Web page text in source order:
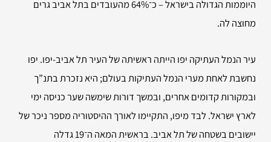
היוממות הגדולה בישראל – כ־64% מהעובדים בתל אביב גרים
מחוצה לה.
עיר הנמל העתיקה יפו הייתה ראשיתה של העיר תל אביב-יפו. יפו
נחשבת לאחת מערי הנמל העתיקות בעולם; היא נזכרת בתנ”ך
ובמקורות קדומים אחרים, ובמשך דורות שימשה שער כניסה ימי
לארץ ישראל. לבד מיפו, התקיימו לאורך ההיסטוריה מספר ניכר של
יישובים בשטחה של תל אביב. בראשית המאה ה־19 גדלה